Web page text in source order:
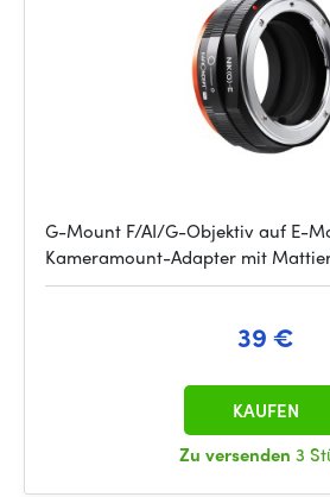
G-Mount F/AI/G-Objektiv auf E-
Kameramount-Adapter mit
39 €
Zu versenden 3
KAUFEN